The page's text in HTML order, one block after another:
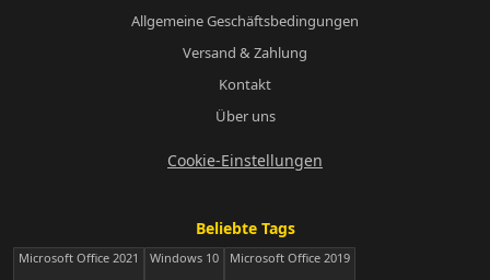
Allgemeine Geschäftsbedingungen
Versand & Zahlung
Kontakt
Über uns
Cookie-Einstellungen
Beliebte Tags
Microsoft Office 2021 Windows 10 Microsoft Office 2019